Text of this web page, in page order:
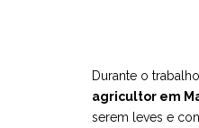
Durante o
agricultor em
serem leves e